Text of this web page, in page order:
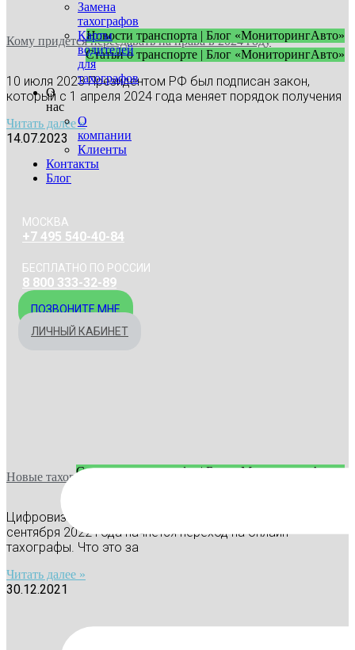
Замена
тахографов
Карты
водителей
для
тахографов
О
нас
О
компании
Клиенты
Контакты
Блог
МОСКВА
+7 495 540-40-84
БЕСПЛАТНО ПО РОССИИ
8 800 333-32-89
ПОЗВОНИТЕ МНЕ
ЛИЧНЫЙ КАБИНЕТ
Новости транспорта | Блог «МониторингАвто»
Статьи о транспорте | Блог «МониторингАвто»
Кому придется пересдавать на права в 2024 году
10 июля 2023 Президентом РФ был подписан закон,
который с 1 апреля 2024 года меняет порядок получения
Читать далее »
14.07.2023
Статьи про тахографы | Блог «МониторингАвто»
Новые тахографы с 2022 года: что поменяется?
Цифровизация в перевозках идет полным ходом. 1
сентября 2022 года начнется переход на онлайн-
тахографы. Что это за
Читать далее »
30.12.2021